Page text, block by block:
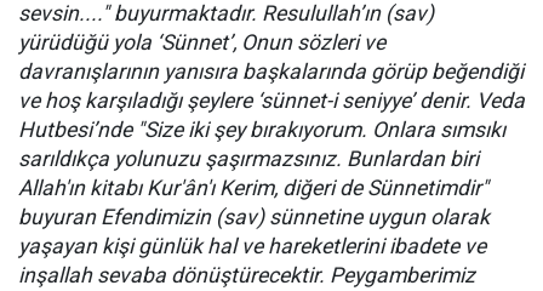
sevsin...." buyurmaktadır. Resulullah’ın (sav)
yürüdüğü yola ‘Sünnet’, Onun sözleri ve
davranışlarının yanısıra başkalarında görüp beğendiği
ve hoş karşıladığı şeylere ‘sünnet-i seniyye’ denir. Veda
Hutbesi’nde "Size iki şey bırakıyorum. Onlara sımsıkı
sarıldıkça yolunuzu şaşırmazsınız. Bunlardan biri
Allah'ın kitabı Kur'ân'ı Kerim, diğeri de Sünnetimdir"
buyuran Efendimizin (sav) sünnetine uygun olarak
yaşayan kişi günlük hal ve hareketlerini ibadete ve
inşallah sevaba dönüştürecektir. Peygamberimiz